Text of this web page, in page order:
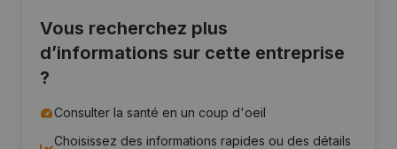
Vous recherchez plus
d’informations sur cette entreprise
?
Consulter la santé en un coup d'oeil
Choisissez des informations rapides ou des détails